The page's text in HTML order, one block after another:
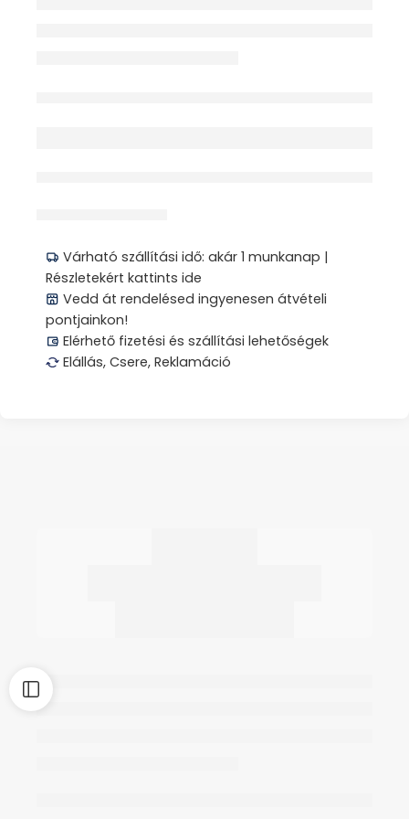
Várható szállítási idő: akár 1 munkanap |
Részletekért kattints ide
Vedd át rendelésed ingyenesen átvételi
pontjainkon!
Elérhető fizetési és szállítási lehetőségek
Elállás, Csere, Reklamáció